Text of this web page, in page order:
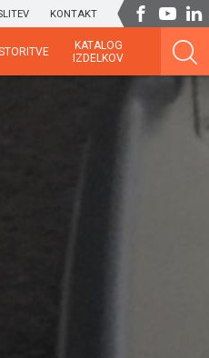
KONTAKT
KATALOG
IZDELKOV